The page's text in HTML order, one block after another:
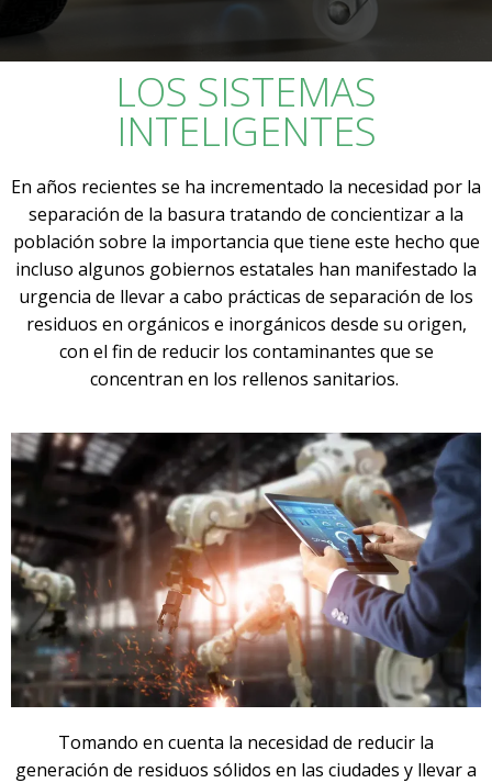
LOS SISTEMAS
INTELIGENTES
En años recientes se ha incrementado la necesidad por la
separación de la basura tratando de concientizar a la
población sobre la importancia que tiene este hecho que
incluso algunos gobiernos estatales han manifestado la
urgencia de llevar a cabo prácticas de separación de los
residuos en orgánicos e inorgánicos desde su origen,
con el fin de reducir los contaminantes que se
concentran en los rellenos sanitarios.
Tomando en cuenta la necesidad de reducir la
generación de residuos sólidos en las ciudades y llevar a